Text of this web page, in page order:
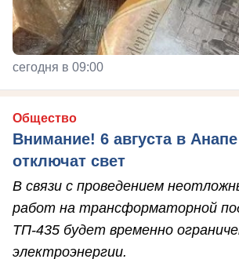
сегодня в 09:00
Общество
Внимание! 6 августа в
отключат свет
В связи с проведением
работ на трансформаторной
ТП-435 будет временно
электроэнергии.